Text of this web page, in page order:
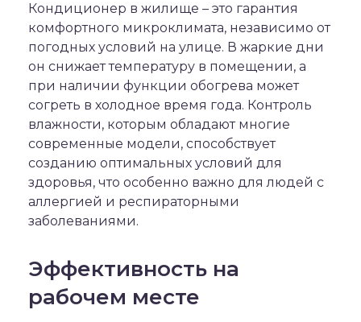
Кондиционер в жилище – это гарантия
комфортного микроклимата, независимо от
погодных условий на улице. В жаркие дни
он снижает температуру в помещении, а
при наличии функции обогрева может
согреть в холодное время года. Контроль
влажности, которым обладают многие
современные модели, способствует
созданию оптимальных условий для
здоровья, что особенно важно для людей с
аллергией и респираторными
заболеваниями.
Эффективность на
рабочем месте